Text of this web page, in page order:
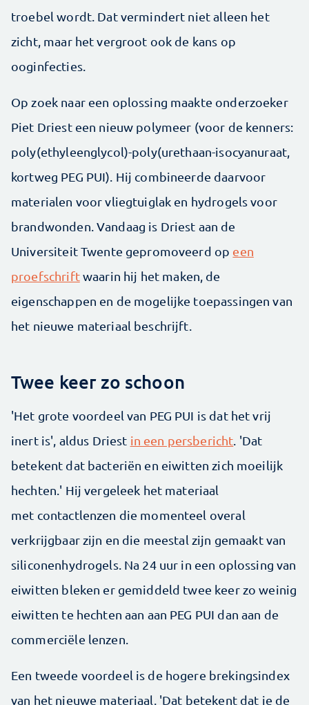
troebel wordt. Dat vermindert niet alleen het
zicht, maar het vergroot ook de kans op
ooginfecties.
Op zoek naar een oplossing maakte onderzoeker
Piet Driest een nieuw polymeer (voor de kenners:
poly(ethyleenglycol)-poly(urethaan-isocyanuraat,
kortweg PEG PUI). Hij combineerde daarvoor
materialen voor vliegtuiglak en hydrogels voor
brandwonden. Vandaag is Driest aan de
Universiteit Twente gepromoveerd op een
proefschriftwaarin hij het maken, de
eigenschappen en de mogelijke toepassingen van
het nieuwe materiaal beschrijft.
Twee keer zo schoon
'Het grote voordeel van PEG PUI is dat het vrij
inert is', aldus Driest in een persbericht. 'Dat
betekent dat bacteriën en eiwitten zich moeilijk
hechten.' Hij vergeleek het materiaal
met contactlenzen die momenteel overal
verkrijgbaar zijn en die meestal zijn gemaakt van
siliconenhydrogels. Na 24 uur in een oplossing van
eiwitten bleken er gemiddeld twee keer zo weinig
eiwitten te hechten aan aan PEG PUI dan aan de
commerciële lenzen.
Een tweede voordeel is de hogere brekingsindex
van het nieuwe materiaal. 'Dat betekent dat je de